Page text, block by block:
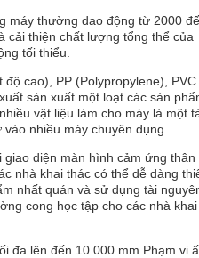
máy thường dao động từ 2000
cải thiện chất lượng tổng thể của
tối thiểu.
cao), PP (Polypropylene), PVC
sản xuất một loạt các sản
vật liệu làm cho máy là một
nhiều máy chuyên dụng.
diện màn hình cảm ứng thân
nhà khai thác có thể dễ dàng
nhất quán và sử dụng tài
cong học tập cho các nhà khai
đa lên đến 10.000 mm.Phạm vi